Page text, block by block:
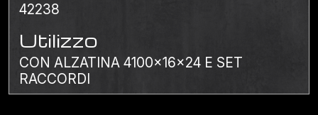
42238
Utilizzo
CON ALZATINA 4100x16x24 E SET
RACCORDI